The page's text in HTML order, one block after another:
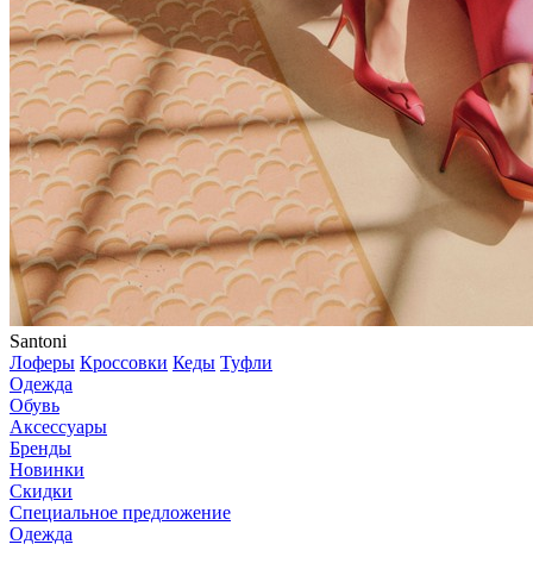
Santoni
Лоферы Кроссовки Кеды Туфли
Одежда
Обувь
Аксессуары
Бренды
Новинки
Скидки
Специальное предложение
Одежда